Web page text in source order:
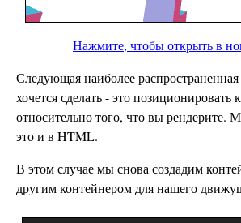
Нажмите, чтобы открыть в
Следующая наиболее
хочется сделать - это позиционировать
относительно того, что вы рендерите.
это и в HTML.
В этом случае мы снова создадим
другим контейнером для нашего